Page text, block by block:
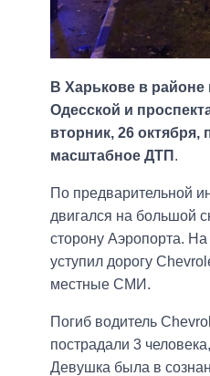
В Харькове в районе
Одесской и
вторник, 26 октября,
масштабное ДТП .
По предварительной
двигался на большой
сторону Аэропорта.
уступил дорогу
местные СМИ.
Погиб водитель
пострадали 3
Девушка была в